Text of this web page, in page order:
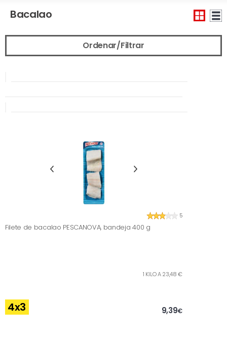
Bacalao
Ordenar/Filtrar
5
Filete de bacalao PESCANOVA, bandeja 400 g
1 KILO A 23,48 €
4x3 9,39€